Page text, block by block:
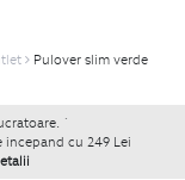
Pulover slim verde
`
incepand cu 249 Lei